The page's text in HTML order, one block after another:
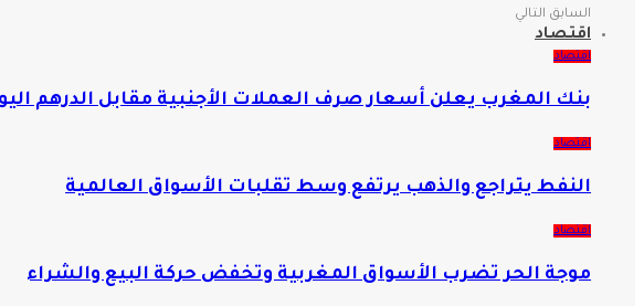
السابق التالي
اقتصاد
اقتصاد
بنك المغرب يعلن أسعار صرف العملات الأجنبية مقابل الدرهم
اقتصاد
النفط يتراجع والذهب يرتفع وسط تقلبات الأسواق العالمية
اقتصاد
موجة الحر تضرب الأسواق المغربية وتخفض حركة البيع والشراء